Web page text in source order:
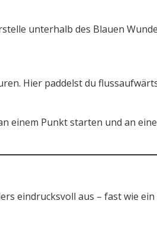
unterhalb des Blauen
Hier paddelst du
einem Punkt starten und an
eindrucksvoll aus – fast wie ein